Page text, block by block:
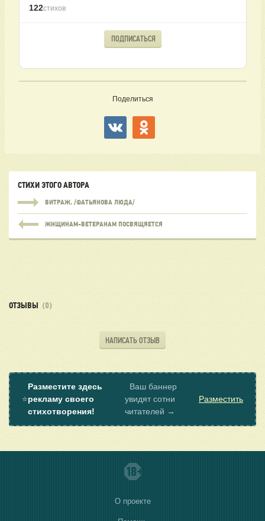
122стихов
ПОДПИСАТЬСЯ
Поделиться
СТИХИ ЭТОГО АВТОРА
ВИТРАЖ. /ФАТЬЯНОВА ЛЮДА/
ЖНЩИНАМ-ВЕТЕРАНАМ ПОСВЯЩЯЕТСЯ
ОТЗЫВЫ (0)
НАПИСАТЬ ОТЗЫВ
⭐
Разместите здесь
рекламу своего
стихотворения!
Ваш баннер
увидят сотни
читателей →
Разместить
О проекте